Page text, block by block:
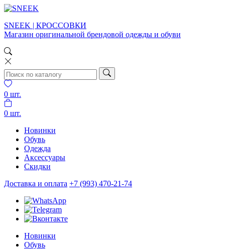
SNEEK | КРОССОВКИ
Магазин оригинальной брендовой одежды и обуви
0 шт.
0 шт.
Новинки
Обувь
Одежда
Аксессуары
Скидки
Доставка и оплата +7 (993) 470-21-74
Новинки
Обувь